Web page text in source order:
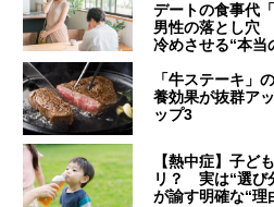
デートの食事代
男性の落とし穴
冷めさせる“本当
「牛ステーキ」
養効果が抜群ア
ップ3
【熱中症】子
リ？ 実は“選び
が諭す明確な“理